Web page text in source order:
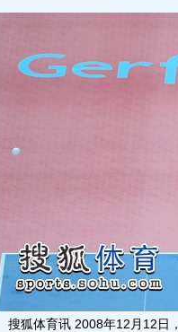
搜狐体育讯 2008年12月12日